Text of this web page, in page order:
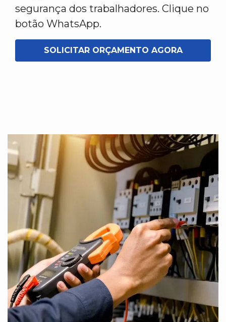
segurança dos trabalhadores. Clique no
botão WhatsApp.
SOLICITAR ORÇAMENTO AGORA